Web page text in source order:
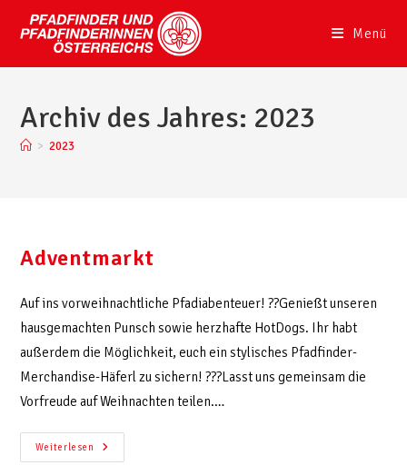
Menü
Archiv des Jahres: 2023
> 2023
Adventmarkt
Auf ins vorweihnachtliche Pfadiabenteuer! ??Genießt unseren
hausgemachten Punsch sowie herzhafte HotDogs. Ihr habt
außerdem die Möglichkeit, euch ein stylisches Pfadfinder-
Merchandise-Häferl zu sichern! ???Lasst uns gemeinsam die
Vorfreude auf Weihnachten teilen.…
Weiterlesen